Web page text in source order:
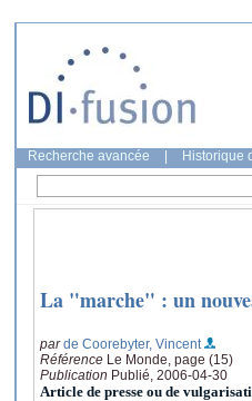
Recherche avancée Historique
La "marche" : un
parde Coorebyter, Vincent
Référence Le Monde, page (15)
Publication Publié, 2006-04-30
Article de presse ou de